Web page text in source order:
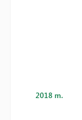
2018 m.